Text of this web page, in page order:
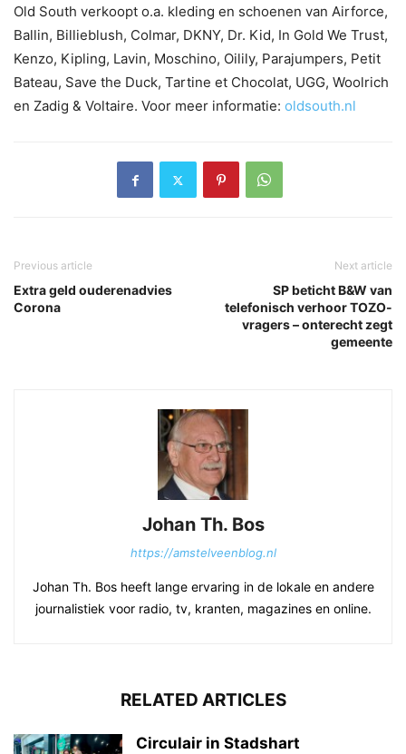
Old South verkoopt o.a. kleding en schoenen van Airforce,
Ballin, Billieblush, Colmar, DKNY, Dr. Kid, In Gold We Trust,
Kenzo, Kipling, Lavin, Moschino, Oilily, Parajumpers, Petit
Bateau, Save the Duck, Tartine et Chocolat, UGG, Woolrich
en Zadig & Voltaire. Voor meer informatie: oldsouth.nl
Previous article
Extra geld ouderenadvies
Corona
Next article
SP beticht B&W van
telefonisch verhoor TOZO-
vragers – onterecht zegt
gemeente
Johan Th. Bos
https://amstelveenblog.nl
Johan Th. Bos heeft lange ervaring in de lokale en andere
journalistiek voor radio, tv, kranten, magazines en online.
RELATED ARTICLES
Circulair in Stadshart